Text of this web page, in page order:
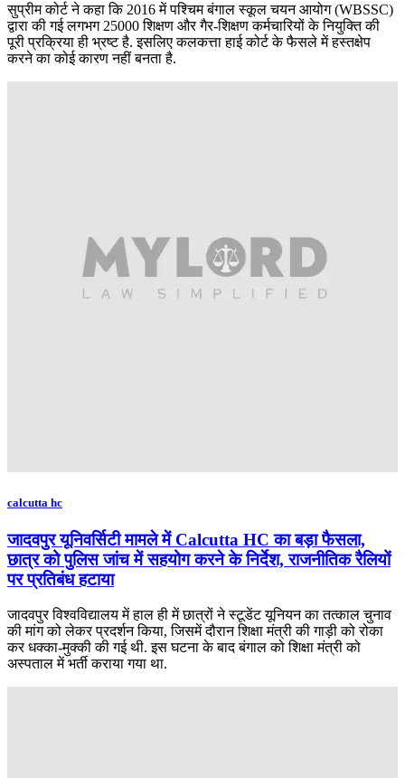
सुप्रीम कोर्ट ने कहा कि 2016 में पश्चिम बंगाल स्कूल चयन आयोग (WBSSC)
द्वारा की गई लगभग 25000 शिक्षण और गैर-शिक्षण कर्मचारियों के नियुक्ति की
पूरी प्रक्रिया ही भ्रष्ट है. इसलिए कलकत्ता हाई कोर्ट के फैसले में हस्तक्षेप
करने का कोई कारण नहीं बनता है.
calcutta hc
जादवपुर यूनिवर्सिटी मामले में Calcutta HC का बड़ा फैसला,
छात्र को पुलिस जांच में सहयोग करने के निर्देश, राजनीतिक रैलियों
पर प्रतिबंध हटाया
जादवपुर विश्वविद्यालय में हाल ही में छात्रों ने स्टूडेंट यूनियन का तत्काल चुनाव
की मांग को लेकर प्रदर्शन किया, जिसमें दौरान शिक्षा मंत्री की गाड़ी को रोका
कर धक्का-मुक्की की गई थी. इस घटना के बाद बंगाल को शिक्षा मंत्री को
अस्पताल में भर्ती कराया गया था.